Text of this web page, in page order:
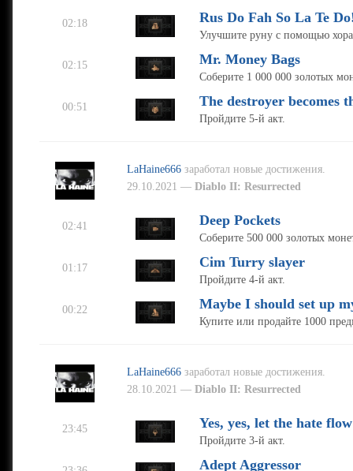
02:18 Rus Do Fah So La Te
Улучшите руну с помощью
02:15 Mr. Money Bags
Соберите 1 000 000 золотых
00:51 The destroyer becomes
Пройдите 5-й акт.
LaHaine666 заработал новые достижения.
29.10.2021 —Diablo II: Resurrected
02:41 Deep Pockets
Соберите 500 000 золотых
01:17 Cim Turry slayer
Пройдите 4-й акт.
00:22 Maybe I should set up
Купите или продайте 1000
LaHaine666 заработал новые достижения.
28.10.2021 —Diablo II: Resurrected
23:45 Yes, yes, let the hate
Пройдите 3-й акт.
Adept Aggressor